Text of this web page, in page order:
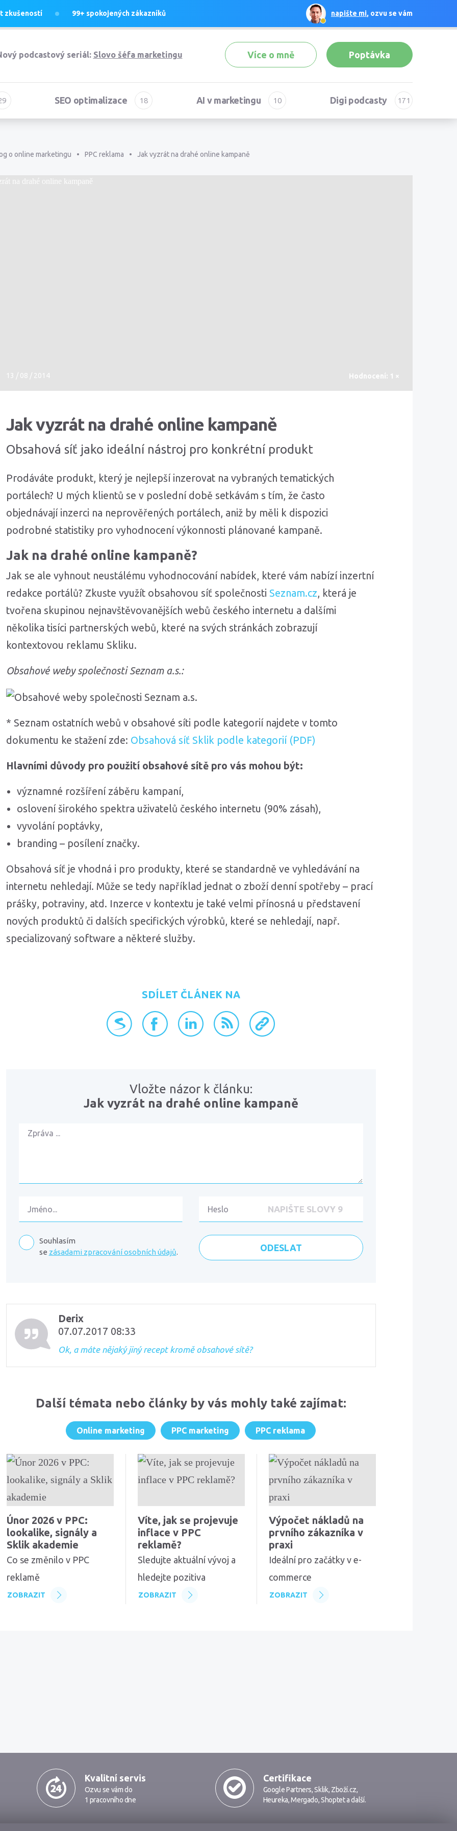
zkušeností 99+ spokojených zákazníků napište mi, ozvu se vám
podcastový seriál: Slovo šéfa marketingu Více o mně Poptávka
SEO optimalizace AI v marketingu Digi podcasty
o online marketingu PPC reklama Jak vyzrát na drahé online kampaně
13 / 08 / 2014 Hodnocení: 1 ×
Jak vyzrát na drahé online kampaně
Obsahová síť jako ideální nástroj pro konkrétní produkt
Prodáváte produkt, který je nejlepší inzerovat na vybraných tematických
portálech? U mých klientů se v poslední době setkávám s tím, že často
objednávají inzerci na neprověřených portálech, aniž by měli k dispozici
podrobné statistiky pro vyhodnocení výkonnosti plánované kampaně.
Jak na drahé online kampaně?
Jak se ale vyhnout neustálému vyhodnocování nabídek, které vám nabízí inzertní
redakce portálů? Zkuste využít obsahovou síť společnosti Seznam.cz, která je
tvořena skupinou nejnavštěvovanějších webů českého internetu a dalšími
několika tisíci partnerských webů, které na svých stránkách zobrazují
kontextovou reklamu Skliku.
Obsahové weby společnosti Seznam a.s.:
* Seznam ostatních webů v obsahové síti podle kategorií najdete v tomto
dokumentu ke stažení zde: Obsahová síť Sklik podle kategorií (PDF)
Hlavními důvody pro použití obsahové sítě pro vás mohou být:
významné rozšíření záběru kampaní,
oslovení širokého spektra uživatelů českého internetu (90% zásah),
vyvolání poptávky,
branding – posílení značky.
Obsahová síť je vhodná i pro produkty, které se standardně ve vyhledávání na
internetu nehledají. Může se tedy například jednat o zboží denní spotřeby – prací
prášky, potraviny, atd. Inzerce v kontextu je také velmi přínosná u představení
nových produktů či dalších specifických výrobků, které se nehledají, např.
specializovaný software a některé služby.
SDÍLET ČLÁNEK NA
přidat na Seznam.cz
sdílet na Facebooku
sdílet na LinkedInu
RSS kanálzkopírovat odkaz
Vložte názor k článku:
Jak vyzrát na drahé online kampaně
Souhlasím
se zásadami zpracování osobních údajů.
Komentáře
Derix
07.07.2017 08:33
Ok, a máte nějaký jiný recept kromě obsahové sítě?
Další témata nebo články by vás mohly také zajímat:
Online marketing PPC marketing PPC reklama
Únor 2026 v PPC:
lookalike, signály a
Sklik akademie
Co se změnilo v PPC
reklamě
ZOBRAZIT
Víte, jak se projevuje
inflace v PPC
reklamě?
Sledujte aktuální vývoj a
hledejte pozitiva
ZOBRAZIT
Výpočet nákladů na
prvního zákazníka v
praxi
Ideální pro začátky v e-
commerce
ZOBRAZIT
Kvalitní servis
Ozvu se vám do
1 pracovního dne
Certifikace
Google Partners,Sklik, Zboží.cz,
Heureka,Mergado,Shopteta další.